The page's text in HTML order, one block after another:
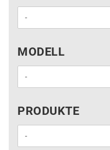
MODELL
MODELL
PRODUKTE
PRODUKTE